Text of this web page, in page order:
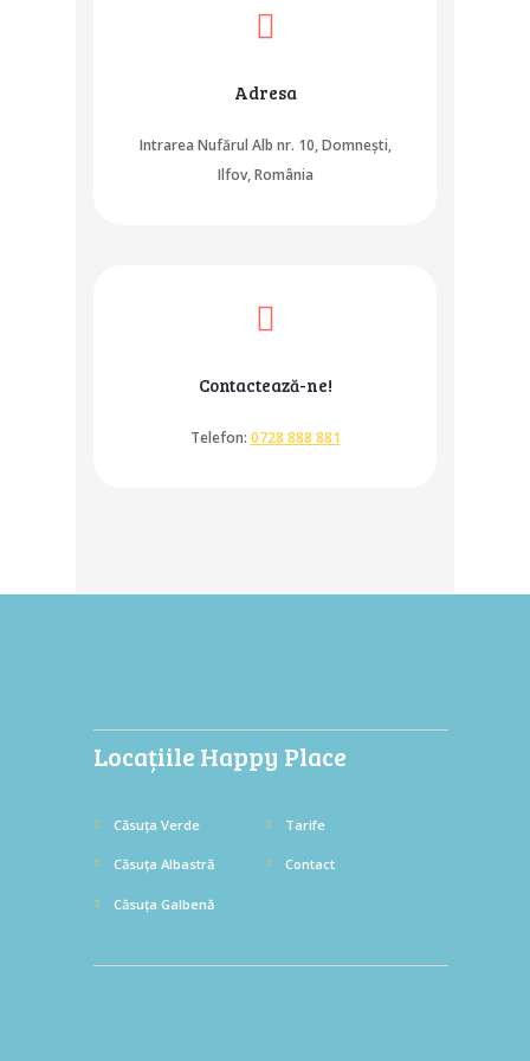
Adresa
Intrarea Nufărul Alb nr. 10, Domnești,
Ilfov, România
Contactează-ne!
Telefon: 0728 888 881
Locațiile Happy Place
Căsuța Verde Tarife
Căsuța Albastră Contact
Căsuța Galbenă